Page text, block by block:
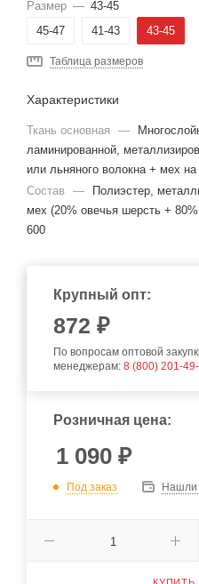
Размер — 43-45
45-47
41-43 43-45
Таблица размеров
Характеристики
Ткань основная —
ламинированной,
или льняного волокна + мех
Состав
—
Полиэстер,
мех (20% овечья шерсть +
600
Крупный опт:
872 ₽
По вопросам оптовой
менеджерам: 8 (800) 201-
Розничная цена:
1 090 ₽
Под заказ Нашли